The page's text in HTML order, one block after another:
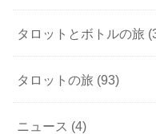
タロットとボトルの旅
タロットの旅 (93)
ニュース (4)